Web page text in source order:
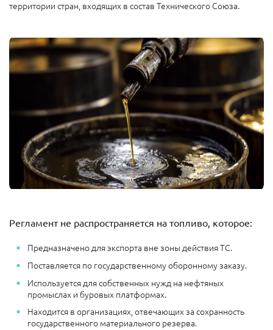
территории стран, входящих в состав Технического Союза.
Регламент не распространяется на топливо, которое:
Предназначено для экспорта вне зоны действия ТС.
Поставляется по государственному оборонному заказу.
Используется для собственных нужд на нефтяных
промыслах и буровых платформах.
Находится в организациях, отвечающих за сохранность
государственного материального резерва.